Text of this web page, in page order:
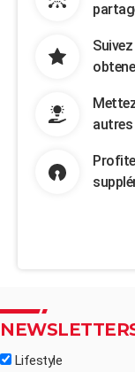
autres
Lifestyle